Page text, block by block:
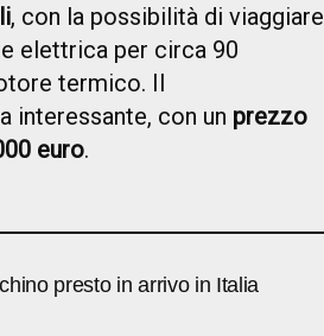
, con la possibilità di viaggiare
elettrica per circa 90
termico. Il
interessante, con un prezzo
euro.
presto in arrivo in Italia